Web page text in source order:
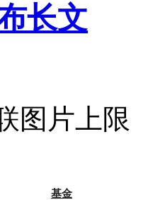
长文
图片上限
基金